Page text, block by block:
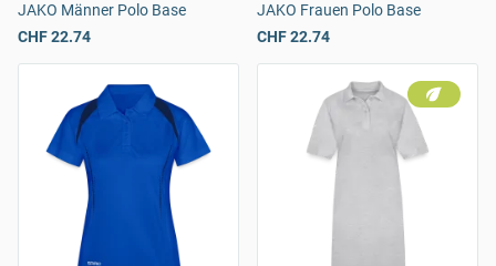
JAKO Männer Polo Base
CHF 22.74
JAKO Frauen Polo Base
CHF 22.74